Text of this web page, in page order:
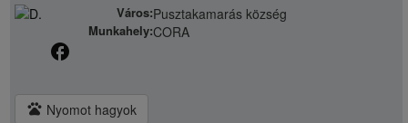
Város:Pusztakamarás község
Munkahely:CORA
facebook
pets Nyomot hagyok